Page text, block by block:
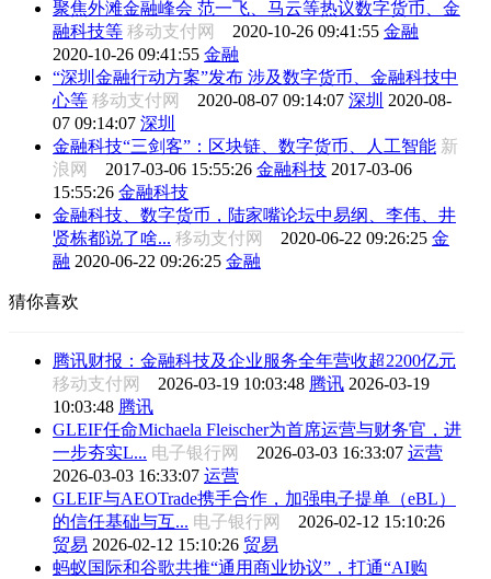
聚焦外滩金融峰会 范一飞、马云等热议数字货币、金
融科技等 移动支付网 2020-10-26 09:41:55 金融
2020-10-26 09:41:55 金融
“深圳金融行动方案”发布 涉及数字货币、金融科技中
心等 移动支付网 2020-08-07 09:14:07 深圳 2020-08-
07 09:14:07 深圳
金融科技“三剑客”：区块链、数字货币、人工智能 新
浪网 2017-03-06 15:55:26 金融科技 2017-03-06
15:55:26 金融科技
金融科技、数字货币，陆家嘴论坛中易纲、李伟、井
贤栋都说了啥... 移动支付网 2020-06-22 09:26:25 金
融 2020-06-22 09:26:25 金融
猜你喜欢
腾讯财报：金融科技及企业服务全年营收超2200亿元
移动支付网 2026-03-19 10:03:48 腾讯 2026-03-19
10:03:48 腾讯
GLEIF任命Michaela Fleischer为首席运营与财务官，进
一步夯实L... 电子银行网 2026-03-03 16:33:07 运营
2026-03-03 16:33:07 运营
GLEIF与AEOTrade携手合作，加强电子提单（eBL）
的信任基础与互... 电子银行网 2026-02-12 15:10:26
贸易 2026-02-12 15:10:26 贸易
蚂蚁国际和谷歌共推“通用商业协议”，打通“AI购